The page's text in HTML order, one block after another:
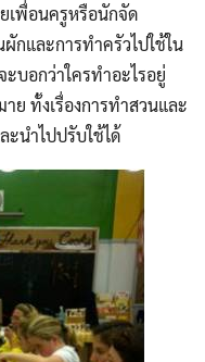
ยเพื่อนครูหรือนักจัด
กและการทำครัวไปใช้ใน
ะบอกว่าใครทำอะไรอยู่
ย ทั้งเรื่องการทำสวนและ
ะนำไปปรับใช้ได้